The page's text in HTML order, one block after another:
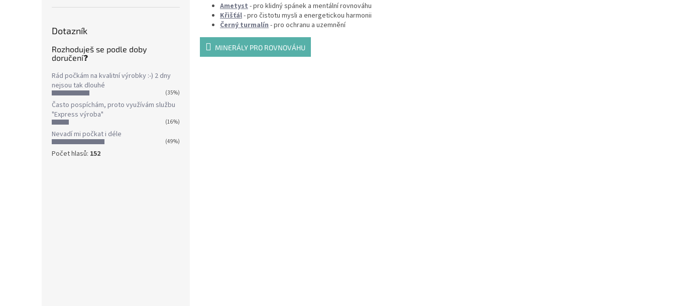
Dotazník
Rozhoduješ se podle doby
doručení❓
Rád počkám na kvalitní výrobky :-) 2 dny
nejsou tak dlouhé
(35%)
Často pospíchám, proto využívám službu
"Express výroba"
(16%)
Nevadí mi počkat i déle
(49%)
Počet hlasů: 152
Ametyst- pro klidný spánek a mentální rovnováhu
Křišťál- pro čistotu mysli a energetickou harmonii
Černý turmalín- pro ochranu a uzemnění
MINERÁLY PRO ROVNOVÁHU